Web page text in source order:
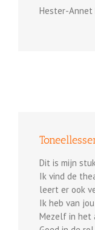
Hester-Annet
Dit is mijn
Ik vind de
leert er ook
Ik heb van
Mezelf in het